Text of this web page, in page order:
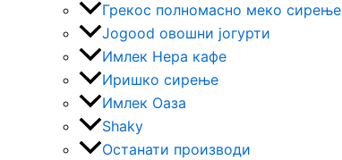
Грекос полномасно меко сирење
Jogood овошни јогурти
Имлек Нера кафе
Иришко сирење
Имлек Оаза
Shaky
Останати производи